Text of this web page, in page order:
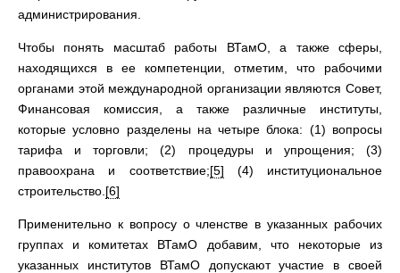
администрирования.
Чтобы понять масштаб работы ВТамО, а также сферы,
находящихся в ее компетенции, отметим, что рабочими
органами этой международной организации являются Совет,
Финансовая комиссия, а также различные институты,
которые условно разделены на четыре блока: (1) вопросы
тарифа и торговли; (2) процедуры и упрощения; (3)
правоохрана и соответствие;[5] (4) институциональное
строительство. [6]
Применительно к вопросу о членстве в указанных рабочих
группах и комитетах ВТамО добавим, что некоторые из
указанных институтов ВТамО допускают участие в своей